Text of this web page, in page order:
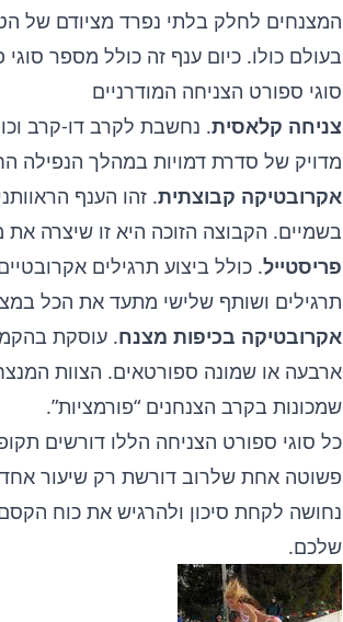
המצנחים לחלק בלתי נפרד מציודם של
בעולם כולו. כיום ענף זה כולל מספר סוגי
סוגי ספורט הצניחה המודרניים
צניחה קלאסית. נחשבת לקרב דו-קרב
מדויק של סדרת דמויות במהלך הנפילה
אקרובטיקה קבוצתית. זהו הענף
בשמיים. הקבוצה הזוכה היא זו שיצרה
פריסטייל. כולל ביצוע תרגילים
תרגילים ושותף שלישי מתעד את הכל
אקרובטיקה בכיפות מצנח. עוסקת
ארבעה או שמונה ספורטאים. הצוות
שמכונות בקרב הצנחנים “פורמציות”.
כל סוגי ספורט הצניחה הללו דורשים
פשוטה אחת שלרוב דורשת רק שיעור
נחושה לקחת סיכון ולהרגיש את כוח
שלכם.